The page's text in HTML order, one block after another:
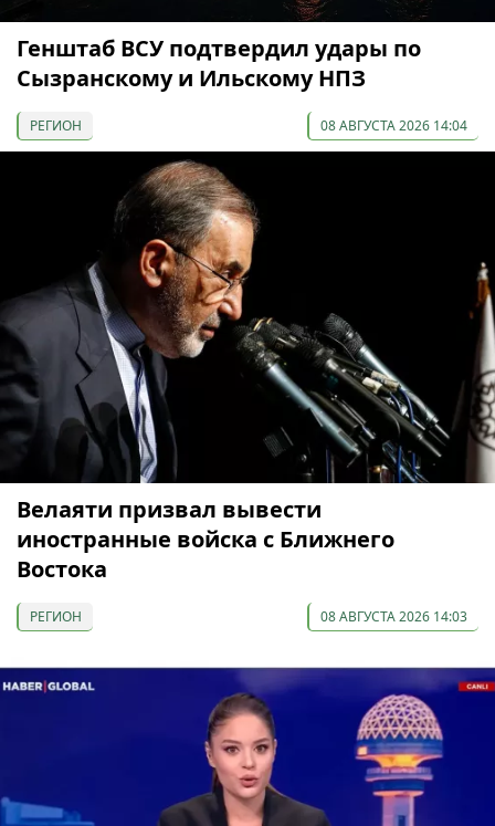
Генштаб ВСУ подтвердил удары по
Сызранскому и Ильскому НПЗ
РЕГИОН 08 АВГУСТА 2026 14:04
Велаяти призвал вывести
иностранные войска с Ближнего
Востока
РЕГИОН 08 АВГУСТА 2026 14:03